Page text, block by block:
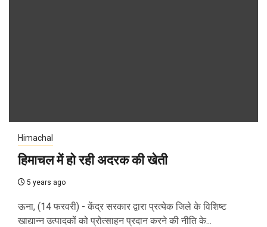
Himachal
हिमाचल में हो रही अदरक की खेती
5 years ago
ऊना, (14 फरवरी) - केंद्र सरकार द्वारा प्रत्येक जिले के विशिष्ट
खाद्यान्न उत्पादकों को प्रोत्साहन प्रदान करने की नीति के...